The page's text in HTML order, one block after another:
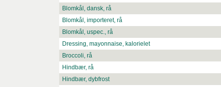
Blomkål, dansk, rå
Blomkål, importeret, rå
Blomkål, uspec., rå
Dressing, mayonnaise, kalorielet
Broccoli, rå
Hindbær, rå
Hindbær, dybfrost